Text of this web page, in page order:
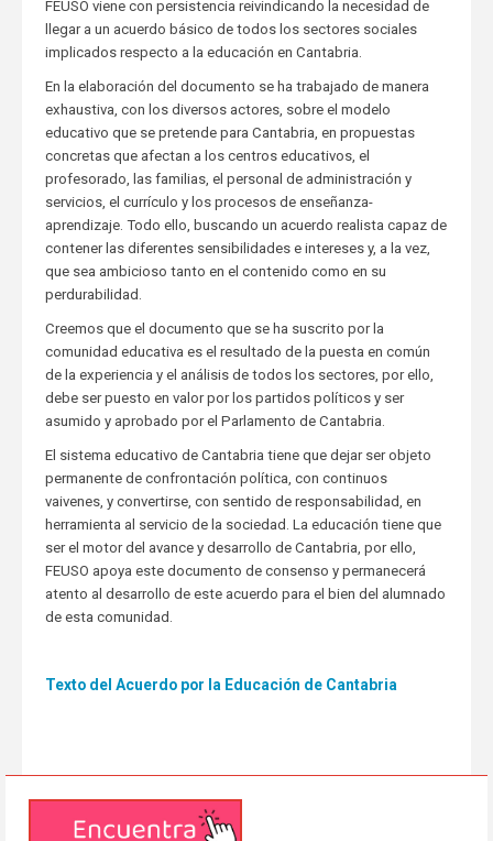
FEUSO viene con persistencia reivindicando la necesidad de
llegar a un acuerdo básico de todos los sectores sociales
implicados respecto a la educación en Cantabria.
En la elaboración del documento se ha trabajado de manera
exhaustiva, con los diversos actores, sobre el modelo
educativo que se pretende para Cantabria, en propuestas
concretas que afectan a los centros educativos, el
profesorado, las familias, el personal de administración y
servicios, el currículo y los procesos de enseñanza-
aprendizaje. Todo ello, buscando un acuerdo realista capaz de
contener las diferentes sensibilidades e intereses y, a la vez,
que sea ambicioso tanto en el contenido como en su
perdurabilidad.
Creemos que el documento que se ha suscrito por la
comunidad educativa es el resultado de la puesta en común
de la experiencia y el análisis de todos los sectores, por ello,
debe ser puesto en valor por los partidos políticos y ser
asumido y aprobado por el Parlamento de Cantabria.
El sistema educativo de Cantabria tiene que dejar ser objeto
permanente de confrontación política, con continuos
vaivenes, y convertirse, con sentido de responsabilidad, en
herramienta al servicio de la sociedad. La educación tiene que
ser el motor del avance y desarrollo de Cantabria, por ello,
FEUSO apoya este documento de consenso y permanecerá
atento al desarrollo de este acuerdo para el bien del alumnado
de esta comunidad.
Texto del Acuerdo por la Educación de Cantabria